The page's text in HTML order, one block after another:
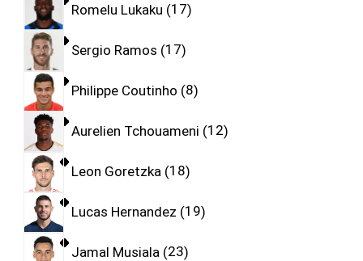
Romelu Lukaku 17
Sergio Ramos 17
Philippe Coutinho 8
Aurelien Tchouameni 12
Leon Goretzka 18
Lucas Hernandez 19
Jamal Musiala 23